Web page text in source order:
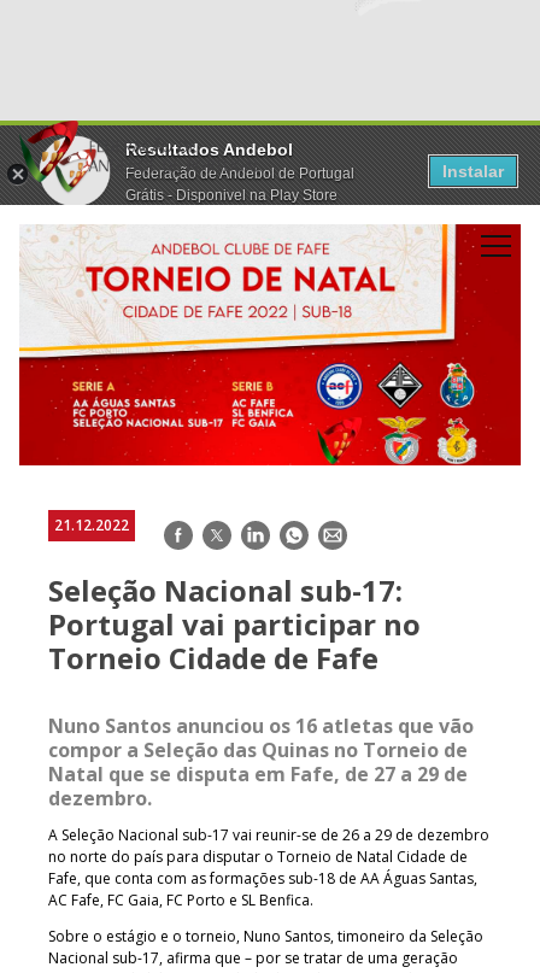
Resultados Andebol
Federação de Andebol de Portugal
Grátis - Disponivel na Play Store
Instalar
21.12.2022 Facebook
TwitterLinkedInWhatsApp
E-
Seleção Nacional sub-17:
Portugal vai participar no
Torneio Cidade de Fafe
Nuno Santos anunciou os 16 atletas que vão
compor a Seleção das Quinas no Torneio de
Natal que se disputa em Fafe, de 27 a 29 de
dezembro.
A Seleção Nacional sub-17 vai reunir-se de 26 a 29 de dezembro
no norte do país para disputar o Torneio de Natal Cidade de
Fafe, que conta com as formações sub-18 de AA Águas Santas,
AC Fafe, FC Gaia, FC Porto e SL Benfica.
Sobre o estágio e o torneio, Nuno Santos, timoneiro da Seleção
Nacional sub-17, afirma que – por se tratar de uma geração